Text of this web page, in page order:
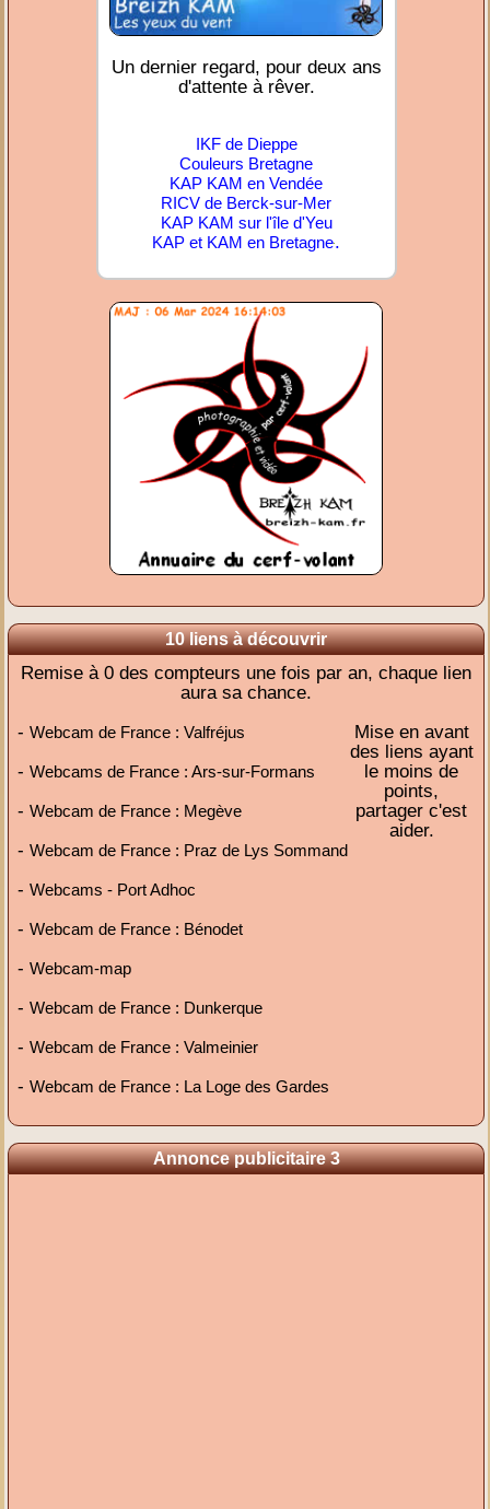
Un dernier regard, pour deux ans
d'attente à rêver.
IKF de Dieppe
Couleurs Bretagne
KAP KAM en Vendée
RICV de Berck-sur-Mer
KAP KAM sur l'île d'Yeu
KAP et KAM en Bretagne.
10 liens à découvrir
Remise à 0 des compteurs une fois par an, chaque lien
aura sa chance.
-Webcam de France : Valfréjus
-Webcams de France : Ars-sur-Formans
-Webcam de France : Megève
-Webcam de France : Praz de Lys Sommand
-Webcams - Port Adhoc
-Webcam de France : Bénodet
-Webcam-map
-Webcam de France : Dunkerque
-Webcam de France : Valmeinier
-Webcam de France : La Loge des Gardes
Mise en avant
des liens ayant
le moins de
points,
partager c'est
aider.
Annonce publicitaire 3